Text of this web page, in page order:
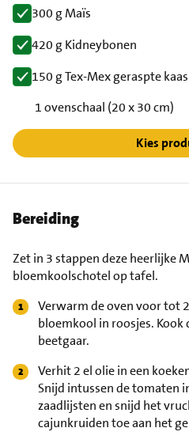
300 g Maïs
420 g Kidneybonen
150 g Tex-Mex geraspte kaas
1 ovenschaal (20 x 30 cm)
Kies
Bereiding
Zet in 3 stappen deze heerlijke
bloemkoolschotel op tafel.
Verwarm de oven voor tot
bloemkool in roosjes.
beetgaar.
Verhit 2 el olie in een
Snijd intussen de tomaten
zaadlijsten en snijd het
cajunkruiden toe aan het